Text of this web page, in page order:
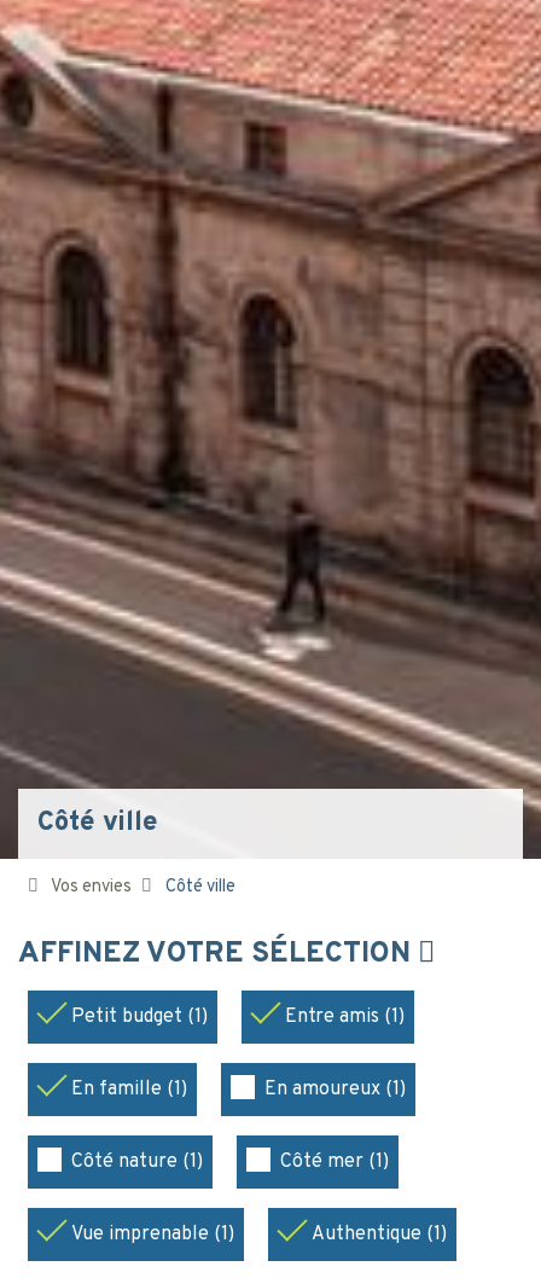
Côté ville
Vos envies Côté ville
AFFINEZ VOTRE SÉLECTION
Petit budget (1) Entre amis (1)
En famille (1) En amoureux (1)
Côté nature (1) Côté mer (1)
Vue imprenable (1) Authentique (1)